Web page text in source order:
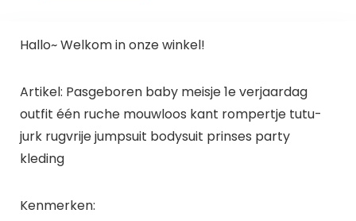
Hallo~ Welkom in onze winkel!
Artikel: Pasgeboren baby meisje 1e verjaardag
outfit één ruche mouwloos kant rompertje tutu-
jurk rugvrije jumpsuit bodysuit prinses party
kleding
Kenmerken: